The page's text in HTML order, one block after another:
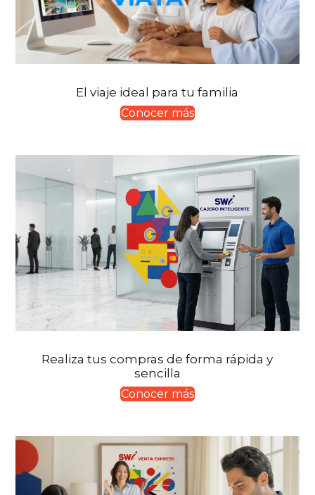
El viaje ideal para tu familia
Conocer más
Realiza tus compras de forma rápida y
sencilla
Conocer más